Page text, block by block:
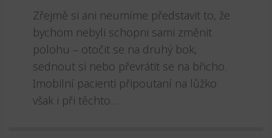
Zřejmě si ani neumíme představit to, že
bychom nebyli schopni sami změnit
polohu – otočit se na druhý bok,
sednout si nebo převrátit se na břicho.
Imobilní pacienti připoutaní na lůžko
však i při těchto...